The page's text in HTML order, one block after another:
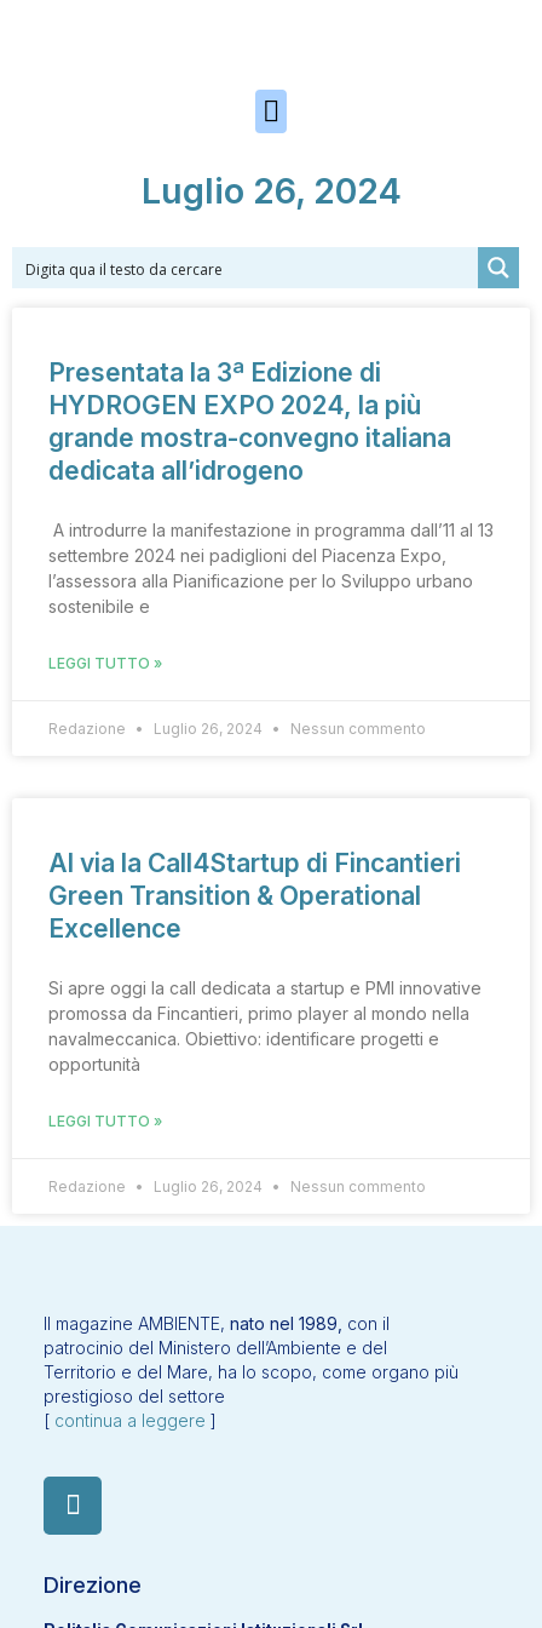
Luglio 26, 2024
Presentata la 3ª Edizione di
HYDROGEN EXPO 2024, la più
grande mostra-convegno italiana
dedicata all’idrogeno
A introdurre la manifestazione in programma dall’11 al 13
settembre 2024 nei padiglioni del Piacenza Expo,
l’assessora alla Pianificazione per lo Sviluppo urbano
sostenibile e
LEGGI TUTTO »
Redazione Luglio 26, 2024 Nessun commento
Al via la Call4Startup di Fincantieri
Green Transition & Operational
Excellence
Si apre oggi la call dedicata a startup e PMI innovative
promossa da Fincantieri, primo player al mondo nella
navalmeccanica. Obiettivo: identificare progetti e
opportunità
LEGGI TUTTO »
Redazione Luglio 26, 2024 Nessun commento
Il magazine AMBIENTE, nato nel 1989, con il
patrocinio del Ministero dell’Ambiente e del
Territorio e del Mare, ha lo scopo, come organo più
prestigioso del settore
[ continua a leggere ]
Direzione